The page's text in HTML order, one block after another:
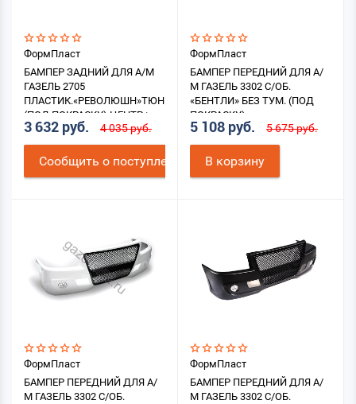
ФормПласт
БАМПЕР ЗАДНИЙ ДЛЯ А/М
ГАЗЕЛЬ 2705
ПЛАСТИК.«РЕВОЛЮШН»ТЮНИНГ
(ПОД ПОКРАСКУ) ЦЕНТР.+
БОК. НАКЛ
3 632 руб. 4 035 руб.
Cообщить о поступлении
ФормПласт
БАМПЕР ПЕРЕДНИЙ ДЛЯ А/
М ГАЗЕЛЬ 3302 С/ОБ.
«БЕНТЛИ» БЕЗ ТУМ. (ПОД
ПОКРАСКУ)
5 108 руб. 5 675 руб.
В корзину
ФормПласт
БАМПЕР ПЕРЕДНИЙ ДЛЯ А/
М ГАЗЕЛЬ 3302 С/ОБ.
ФормПласт
БАМПЕР ПЕРЕДНИЙ ДЛЯ А/
М ГАЗЕЛЬ 3302 С/ОБ.